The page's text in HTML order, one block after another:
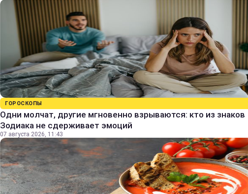
ГОРОСКОПЫ
Одни молчат, другие мгновенно взрываются: кто из знаков
Зодиака не сдерживает эмоций
07 августа 2026, 11:43